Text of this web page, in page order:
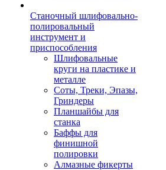
Станочный шлифовально-
полировальный
инструмент и
приспособления
Шлифовальные
круги на пластике и
металле
Соты, Треки, Эпазы,
Гриндеры
Планшайбы для
станка
Баффы для
финишной
полировки
Алмазные фикерты